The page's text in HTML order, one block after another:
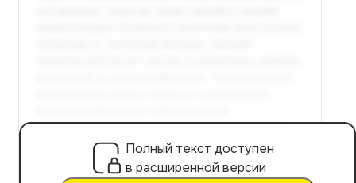
Полный текст доступен
в расширенной версии